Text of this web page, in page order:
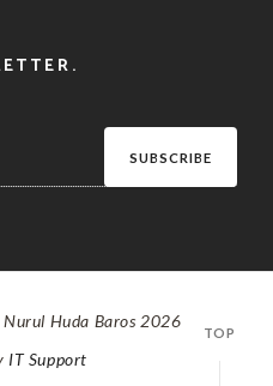
SUBSCRIBE
Huda Baros 2026
IT Support
TOP